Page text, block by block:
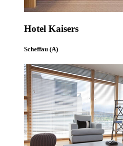
Hotel Kaisers
Scheffau (A)